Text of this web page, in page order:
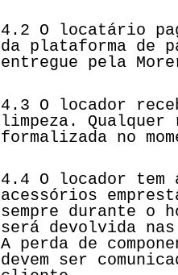
4.2 O locatário
da plataforma de
entregue pela
4.3 O locador
limpeza.
formalizada no
4.4 O locador
acessórios
sempre durante o
será devolvida
A perda de
devem ser